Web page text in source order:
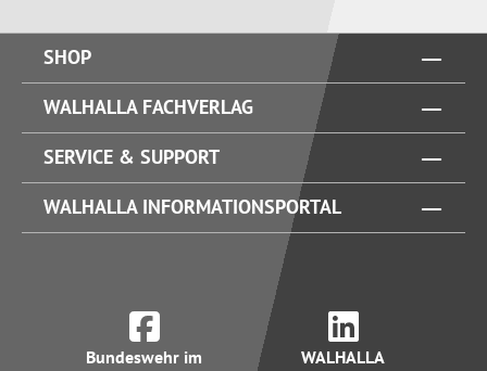
SHOP
WALHALLA FACHVERLAG
SERVICE & SUPPORT
WALHALLA INFORMATIONSPORTAL
Bundeswehr im
WALHALLA